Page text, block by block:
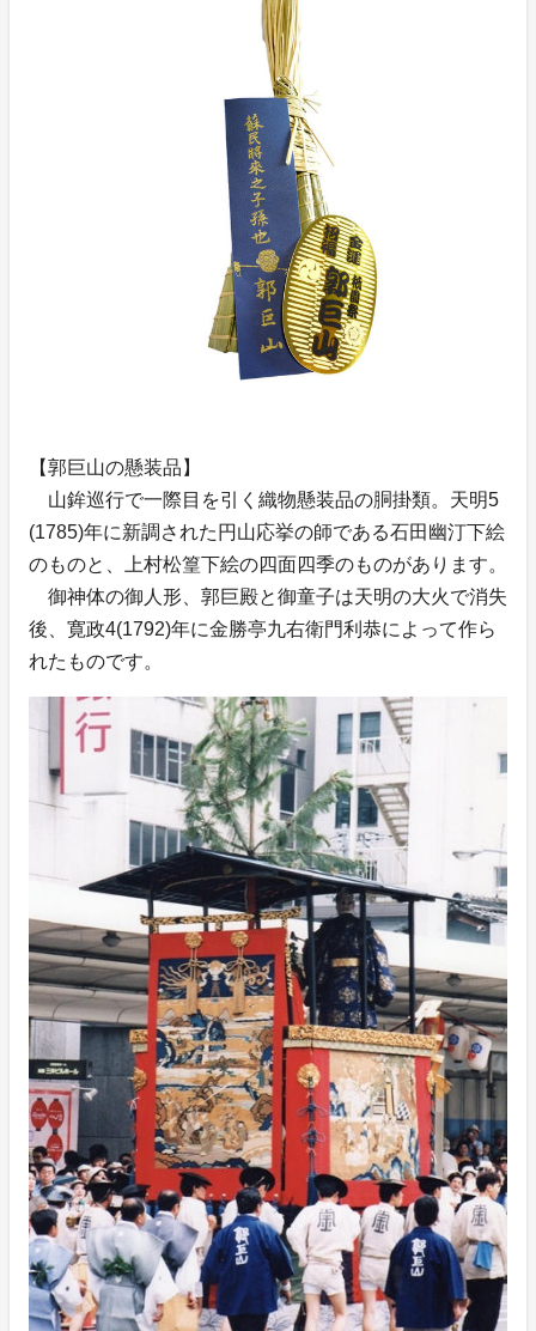
【郭巨山の懸装品】
山鉾巡行で一際目を引く織物懸装品の胴掛類。天明5
(1785)年に新調された円山応挙の師である石田幽汀下絵
のものと、上村松篁下絵の四面四季のものがあります。
御神体の御人形、郭巨殿と御童子は天明の大火で消失
後、寛政4(1792)年に金勝亭九右衛門利恭によって作ら
れたものです。